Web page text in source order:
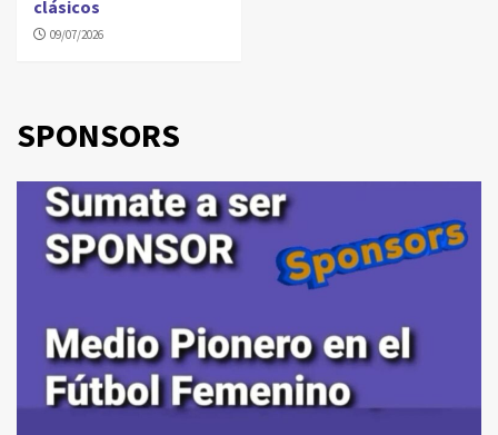
clásicos
09/07/2026
SPONSORS